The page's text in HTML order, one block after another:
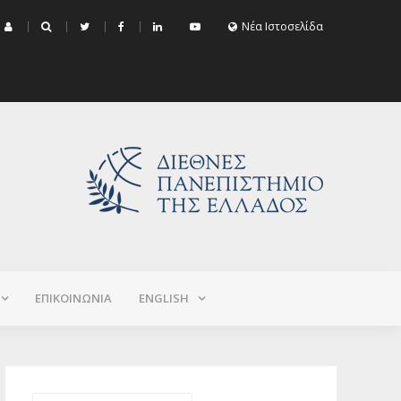
Εξεταστικής Σεπτεμβρίου 2026 (Χειμερινό+Εαρινό 2025-2026)
Νέα Ιστοσελίδα
ΕΠΙΚΟΙΝΩΝΙΑ ΕNGLISH